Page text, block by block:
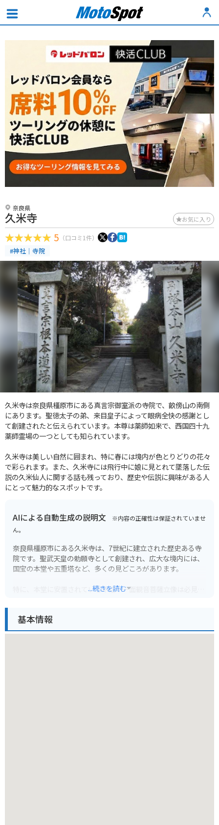
奈良県
久米寺 お気に入り
5 （口コミ1件）
#神社｜寺院
久米寺は奈良県橿原市にある真言宗御室派の寺院で、畝傍山の南側
にあります。聖徳太子の弟、来目皇子によって眼病全快の感謝とし
て創建されたと伝えられています。本尊は薬師如来で、西国四十九
薬師霊場の一つとしても知られています。
久米寺は美しい自然に囲まれ、特に春には境内が色とりどりの花々
で彩られます。また、久米寺には飛行中に娘に見とれて墜落した伝
説の久米仙人に関する話も残っており、歴史や伝説に興味がある人
にとって魅力的なスポットです。
AIによる自動生成の説明文 ※内容の正確性は保証されていませ
ん。
奈良県橿原市にある久米寺は、7世紀に建立された歴史ある寺
院です。聖武天皇の勅願寺として創建され、広大な境内には、
国宝の本堂や五重塔など、多くの見どころがあります。
特に、本堂に安置されている木造十一面観音菩薩立像は必見で
れる場合は、境内に無料の駐車場があるので安心です。
...続きを読む
基本情報